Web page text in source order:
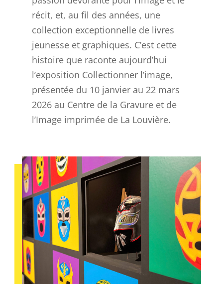
récit, et, au fil des années, une
collection exceptionnelle de livres
jeunesse et graphiques. C’est cette
histoire que raconte aujourd’hui
l’exposition Collectionner l’image,
présentée du 10 janvier au 22 mars
2026 au Centre de la Gravure et de
l’Image imprimée de La Louvière.